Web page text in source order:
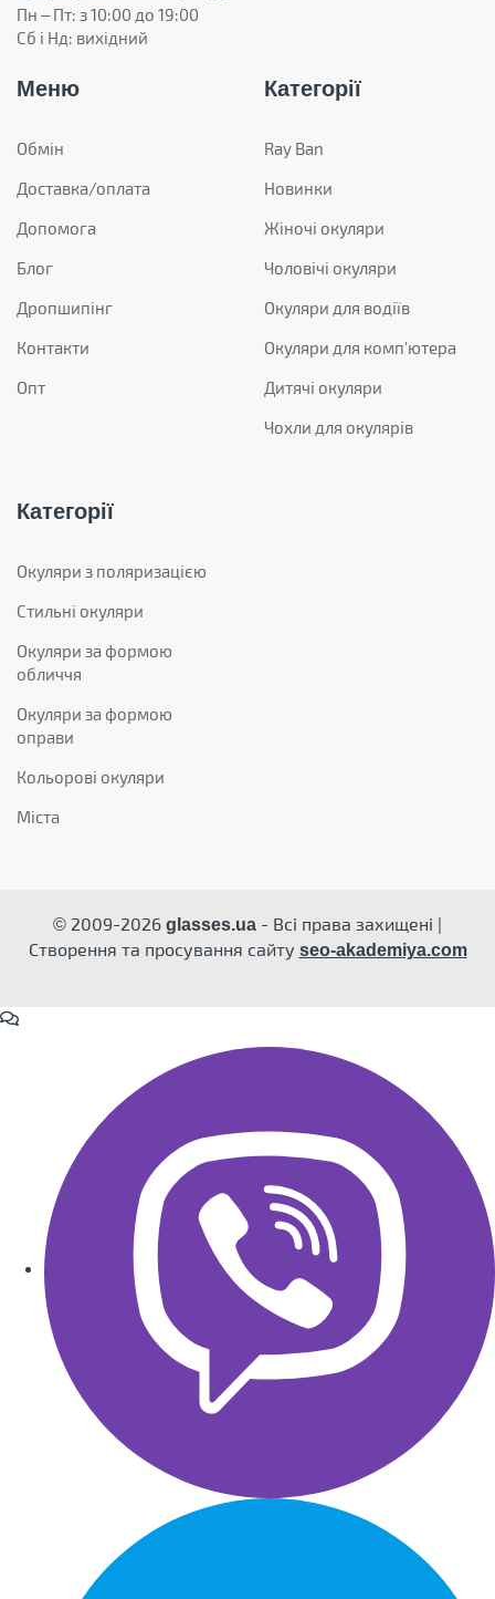
Пн – Пт: з 10:00 до 19:00
Сб і Нд: вихідний
Меню
Обмін
Доставка/оплата
Допомога
Блог
Дропшипінг
Контакти
Опт
Категорії
Ray Ban
Новинки
Жіночі окуляри
Чоловічі окуляри
Окуляри для водіїв
Окуляри для комп'ютера
Дитячі окуляри
Чохли для окулярів
Категорії
Окуляри з поляризацією
Стильні окуляри
Окуляри за формою
обличчя
Окуляри за формою
оправи
Кольорові окуляри
Міста
© 2009-2026 glasses.ua - Всі права захищені |
Створення та просування сайту seo-akademiya.com